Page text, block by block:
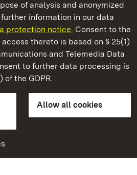
of analysis and anonymized
information in our data
protection notice. Consent to the
thereto is based on § 25(1)
and Telemedia Data
to further data processing is
of the GDPR.
Allow all cookies
of Baden-Wuerttemberg
Baden‑Württemberg
of Baden-Wuerttemberg
access